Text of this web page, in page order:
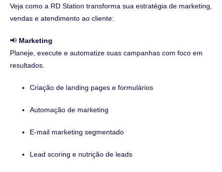
Veja como a RD Station transforma sua estratégia de marketing,
vendas e atendimento ao cliente:
📢 Marketing
Planeje, execute e automatize suas campanhas com foco em
resultados.
Criação de landing pages e formulários
Automação de marketing
E-mail marketing segmentado
Lead scoring e nutrição de leads